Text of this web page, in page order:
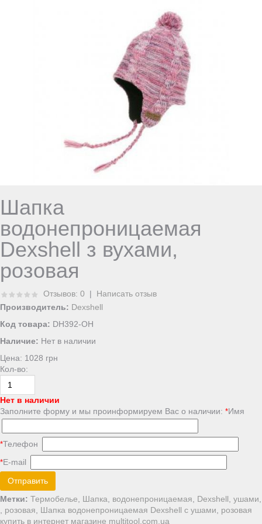
Шапка
водонепроницаемая
Dexshell з вухами,
розовая
Отзывов: 0 | Написать отзыв
Производитель: Dexshell
Код товара: DH392-OH
Наличие: Нет в наличии
Цена: 1028 грн
Кол-во:
Нет в наличии
Заполните форму и мы проинформируем Вас о наличии: *Имя
*Телефон
*E-mail
Отправить
Метки: Термобелье, Шапка, водонепроницаемая, Dexshell, ушами,
, розовая, Шапка водонепроницаемая Dexshell с ушами, розовая
купить в интернет магазине multitool.com.ua